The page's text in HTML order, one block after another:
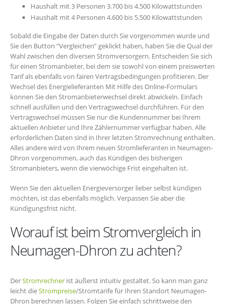
Haushalt mit 3 Personen 3.700 bis 4.500 Kilowattstunden
Haushalt mit 4 Personen 4.600 bis 5.500 Kilowattstunden
Sobald die Eingabe der Daten durch Sie vorgenommen wurde und
Sie den Button “Vergleichen” geklickt haben, haben Sie die Qual der
Wahl zwischen den diversen Stromversorgern. Entscheiden Sie sich
für einen Stromanbieter, bei dem sie sowohl von einem preiswerten
Tarif als ebenfalls von fairen Vertragsbedingungen profitieren. Der
Wechsel des Energielieferanten Mit Hilfe des Online-Formulars
können Sie den Stromanbieterwechsel direkt abwickeln. Einfach
schnell ausfüllen und den Vertragswechsel durchführen. Für den
Vertragswechsel müssen Sie nur die Kundennummer bei Ihrem
aktuellen Anbieter und Ihre Zählernummer verfügbar haben. Alle
erforderlichen Daten sind in Ihrer letzten Stromrechnung enthalten.
Alles andere wird von Ihrem neuen Stromlieferanten in Neumagen-
Dhron vorgenommen, auch das Kündigen des bisherigen
Stromanbieters, wenn die vierwöchige Frist eingehalten ist.
Wenn Sie den aktuellen Energieversorger lieber selbst kündigen
möchten, ist das ebenfalls möglich. Verpassen Sie aber die
Kündigungsfrist nicht.
Worauf ist beim Stromvergleich in
Neumagen-Dhron zu achten?
DerStromrechner ist äußerst intuitiv gestaltet. So kann man ganz
leicht dieStrompreise/Stromtarife für Ihren Standort Neumagen-
Dhron berechnen lassen. Folgen Sie einfach schrittweise den